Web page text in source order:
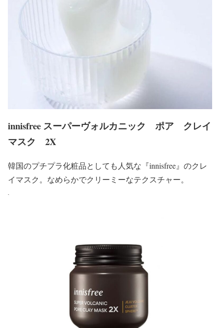
innisfree スーパーヴォルカニック ポア クレイ
マスク 2X
韓国のプチプラ化粧品としても人気な『innisfree』のクレ
イマスク。なめらかでクリーミーなテクスチャー。